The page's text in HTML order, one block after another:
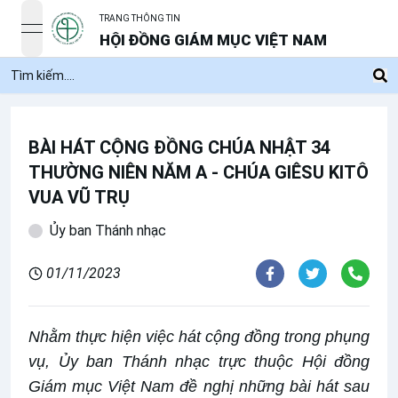
open navigation menu
TRANG THÔNG TIN
HỘI ĐỒNG GIÁM MỤC VIỆT NAM
BÀI HÁT CỘNG ĐỒNG CHÚA NHẬT 34
THƯỜNG NIÊN NĂM A - CHÚA GIÊSU KITÔ
VUA VŨ TRỤ
Ủy ban Thánh nhạc
01/11/2023
Nhằm thực hiện việc hát cộng đồng trong phụng
vụ, Ủy ban Thánh nhạc trực thuộc Hội đồng
Giám mục Việt Nam đề nghị những bài hát sau